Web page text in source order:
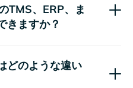
TMS、ERP、ま
きますか？
どのような違い